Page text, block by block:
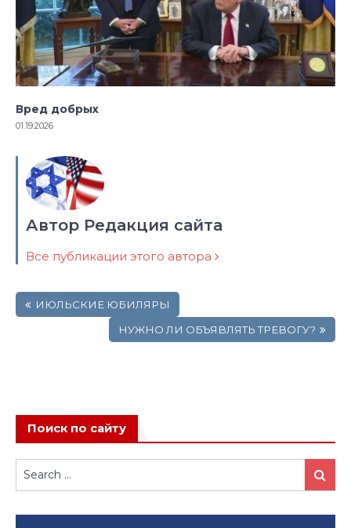
Вред добрых
01.19.2026
Автор Редакция сайта
Все публикации этого автора
по ИЮЛЬСКИЕ ЮБИЛЯРЫ
НУЖНО ЛИ ОБЪЯВЛЯТЬ ТРЕВОГУ?
Поиск по сайту
Search
for:
Search